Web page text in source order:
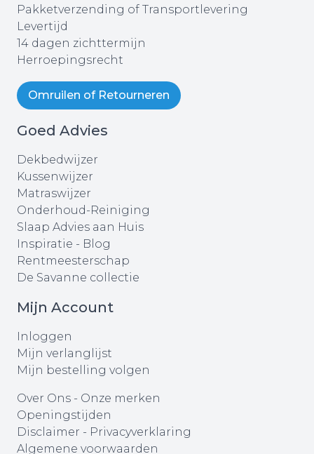
Pakketverzending of Transportlevering
Levertijd
14 dagen zichttermijn
Herroepingsrecht
Omruilen of Retourneren
Goed Advies
Dekbedwijzer
Kussenwijzer
Matraswijzer
Onderhoud-Reiniging
Slaap Advies aan Huis
Inspiratie - Blog
Rentmeesterschap
De Savanne collectie
Mijn Account
Inloggen
Mijn verlanglijst
Mijn bestelling volgen
Over Ons - Onze merken
Openingstijden
Disclaimer - Privacyverklaring
Algemene voorwaarden